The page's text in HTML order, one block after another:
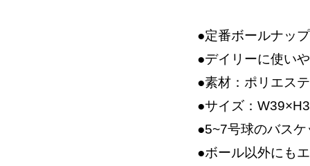
●定番ボールナッ
●デイリーに使い
●素材：ポリエス
●サイズ：
●5~7号球のバス
●ボール以外にも